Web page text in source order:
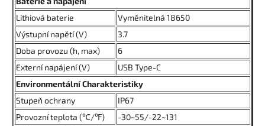
Lithiová baterie
Vyměnitelná 18650
Výstupní napětí (V)
3.7
Doba provozu (h, max)
6
Externí napájení (V)
USB Type-C
Environmentální Charakteristiky
Stupeň ochrany
IP67
Provozní teplota (℃/℉)
-30~55/-22~131